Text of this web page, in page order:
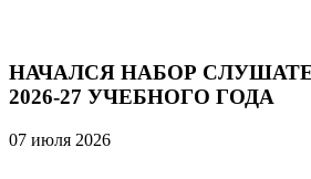
НАЧАЛСЯ НАБОР
2026-27 УЧЕБНОГО ГОДА
07 июля 2026